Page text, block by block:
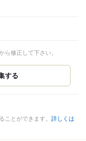
修正して下さい。
ことができます。 詳しくは